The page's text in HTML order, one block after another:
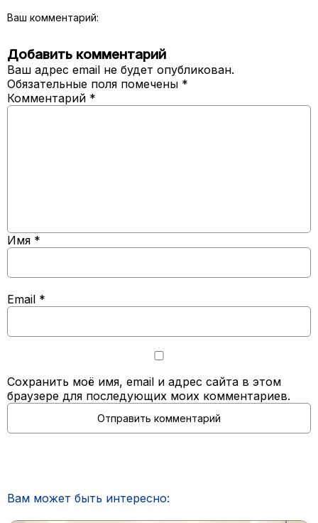
Ваш комментарий:
Добавить комментарий
Ваш адрес email не будет опубликован.
Обязательные поля помечены *
Комментарий *
Имя *
Email *
Сохранить моё имя, email и адрес сайта в этом
браузере для последующих моих комментариев.
Вам может быть интересно: